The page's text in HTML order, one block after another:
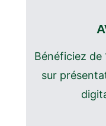
Bénéficiez de
sur